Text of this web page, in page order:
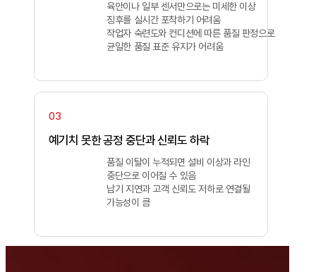
육안이나 일부 센서만으로는 미세한 이상
징후를 실시간 포착하기 어려움
작업자 숙련도와 컨디션에 따른 품질 판정으로
균일한 품질 표준 유지가 어려움
예기치 못한 공정 중단과 신뢰도 하락
품질 이탈이 누적되면 설비 이상과 라인
중단으로 이어질 수 있음
납기 지연과 고객 신뢰도 저하로 연결될
가능성이 큼